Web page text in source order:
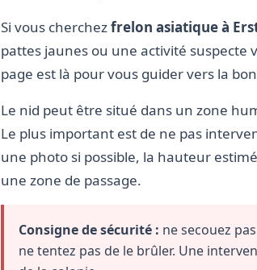
Si vous cherchezfrelon asiatique à
pattes jaunes ou une activité suspecte
page est là pour vous guider vers la
Le nid peut être situé dans un zone
Le plus important est de ne pas
une photo si possible, la hauteur
une zone de passage.
Consigne de sécurité : ne secouez
ne tentez pas de le brûler. Une